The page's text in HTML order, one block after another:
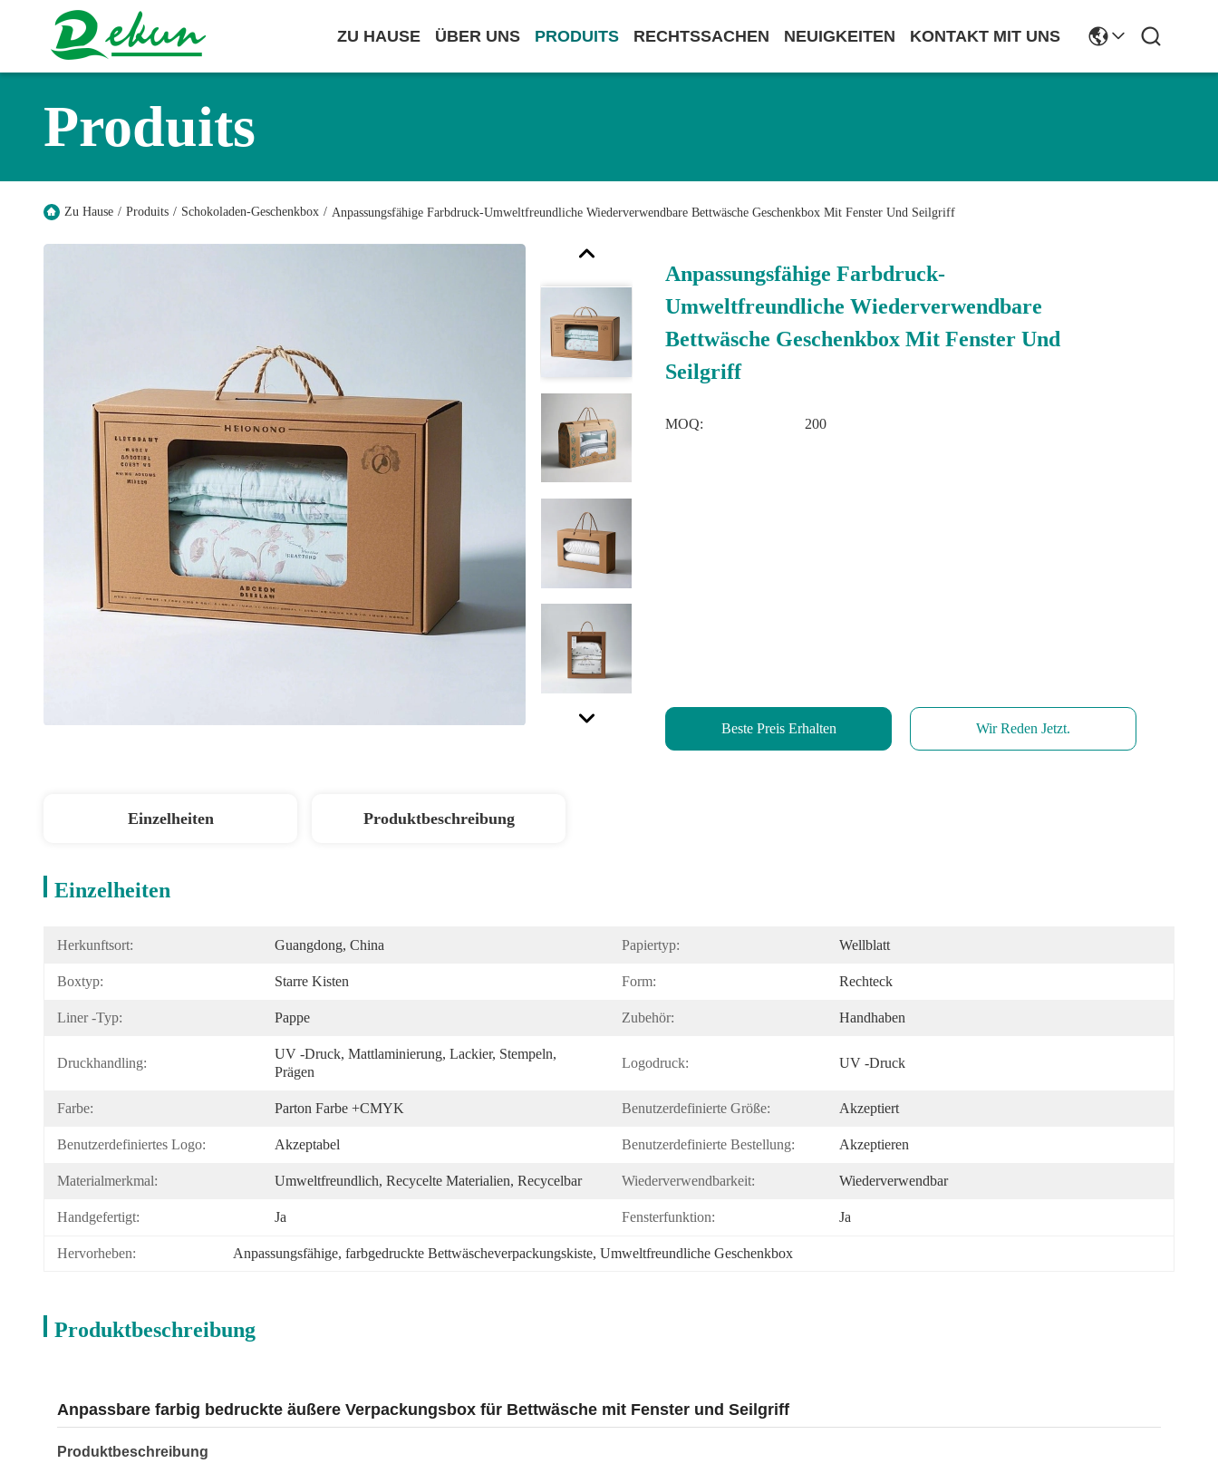
ZU HAUSE ÜBER UNS PRODUITS RECHTSSACHEN NEUIGKEITEN KONTAKT MIT UNS
Produits
Zu Hause / Produits / Schokoladen-Geschenkbox / Anpassungsfähige Farbdruck-Umweltfreundliche Wiederverwendbare Bettwäsche Geschenkbox Mit Fenster Und Seilgriff
Anpassungsfähige Farbdruck-
Umweltfreundliche Wiederverwendbare
Bettwäsche Geschenkbox Mit Fenster Und
Seilgriff
MOQ: 200
Beste Preis Erhalten Wir Reden Jetzt.
Einzelheiten Produktbeschreibung
Einzelheiten
Herkunftsort: Guangdong, China Papiertyp: Wellblatt
Boxtyp: Starre Kisten Form: Rechteck
Liner -Typ: Pappe Zubehör: Handhaben
Druckhandling:
UV -Druck, Mattlaminierung, Lackier, Stempeln,
Prägen
Logodruck: UV -Druck
Farbe: Parton Farbe +CMYK Benutzerdefinierte Größe: Akzeptiert
Benutzerdefiniertes Logo: Akzeptabel Benutzerdefinierte Bestellung: Akzeptieren
Materialmerkmal: Umweltfreundlich, Recycelte Materialien, Recycelbar Wiederverwendbarkeit: Wiederverwendbar
Handgefertigt: Ja Fensterfunktion: Ja
Hervorheben: Anpassungsfähige, farbgedruckte Bettwäscheverpackungskiste, Umweltfreundliche Geschenkbox
Produktbeschreibung
Anpassbare farbig bedruckte äußere Verpackungsbox für Bettwäsche mit Fenster und Seilgriff
Produktbeschreibung